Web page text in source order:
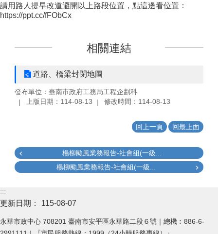
請用路人提早改道避開以上路段位置，點這邊看位置：
https://ppt.cc/fFObCx
相關連結
道路、橋梁封閉地圖
發布單位：臺南市政府工務局工程企劃科
上版日期：114-08-13
修改時間：114-08-13
回上一頁 回最上面
楊柳颱風業務報告-社會組(一級...
楊柳颱風業務報告-社會組(一級...
:::
更新日期：
115-08-07
永華市政中心 708201 臺南市安平區永華路二段６號｜總機︰886-6-